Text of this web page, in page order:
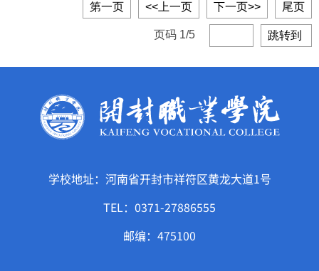
第一页 <<上一页 下一页>> 尾页
页码 1/5 跳转到
学校地址：河南省开封市祥符区黄龙大道1号
TEL：0371-27886555
邮编：475100